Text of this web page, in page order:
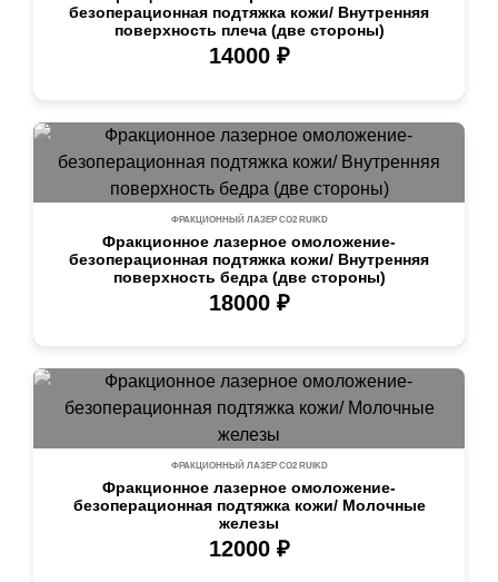
безоперационная подтяжка кожи/ Внутренняя
поверхность плеча (две стороны)
14000 ₽
ФРАКЦИОННЫЙ ЛАЗЕР СО2 RUIKD
Фракционное лазерное омоложение-
безоперационная подтяжка кожи/ Внутренняя
поверхность бедра (две стороны)
18000 ₽
ФРАКЦИОННЫЙ ЛАЗЕР СО2 RUIKD
Фракционное лазерное омоложение-
безоперационная подтяжка кожи/ Молочные
железы
12000 ₽